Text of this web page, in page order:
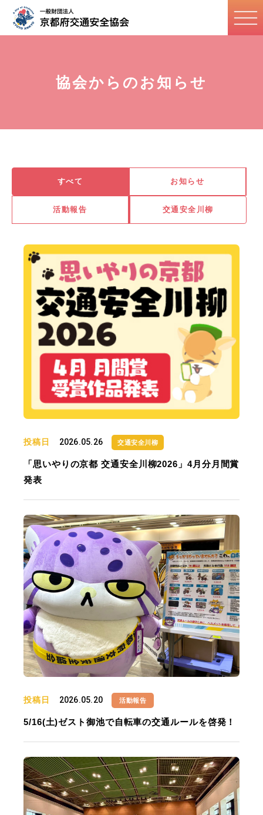
協会からのお知らせ
すべて お知らせ
活動報告 交通安全川柳
投稿日 2026.05.26 交通安全川柳
「思いやりの京都 交通安全川柳2026」4月分月間賞
発表
投稿日 2026.05.20 活動報告
5/16(土)ゼスト御池で自転車の交通ルールを啓発！